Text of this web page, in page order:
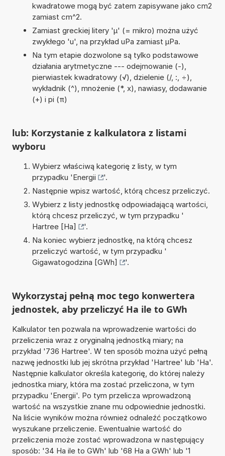
kwadratowe mogą być zatem zapisywane jako cm2
zamiast cm^2.
Zamiast greckiej litery 'µ' (= mikro) można użyć
zwykłego 'u', na przykład uPa zamiast µPa.
Na tym etapie dozwolone są tylko podstawowe
działania arytmetyczne --- odejmowanie (-),
pierwiastek kwadratowy (√), dzielenie (/, :, ÷),
wykładnik (^), mnożenie (*, x), nawiasy, dodawanie
(+) i pi (π)
lub: Korzystanie z kalkulatora z listami
wyboru
Wybierz właściwą kategorię z listy, w tym
przypadku 'Energii
'.
Następnie wpisz wartość, którą chcesz przeliczyć.
Wybierz z listy jednostkę odpowiadającą wartości,
którą chcesz przeliczyć, w tym przypadku '
Hartree [Ha]
'.
Na koniec wybierz jednostkę, na którą chcesz
przeliczyć wartość, w tym przypadku '
Gigawatogodzina [GWh]
'.
Wykorzystaj pełną moc tego konwertera
jednostek, aby przeliczyć Ha ile to GWh
Kalkulator ten pozwala na wprowadzenie wartości do
przeliczenia wraz z oryginalną jednostką miary; na
przykład '736 Hartree'. W ten sposób można użyć pełną
nazwę jednostki lub jej skrótna przykład 'Hartree' lub 'Ha'.
Następnie kalkulator określa kategorię, do której należy
jednostka miary, która ma zostać przeliczona, w tym
przypadku 'Energii'. Po tym przelicza wprowadzoną
wartość na wszystkie znane mu odpowiednie jednostki.
Na liście wyników można również odnaleźć początkowo
wyszukane przeliczenie. Ewentualnie wartość do
przeliczenia może zostać wprowadzona w następujący
sposób: '34 Ha ile to GWh' lub '68 Ha a GWh' lub '1